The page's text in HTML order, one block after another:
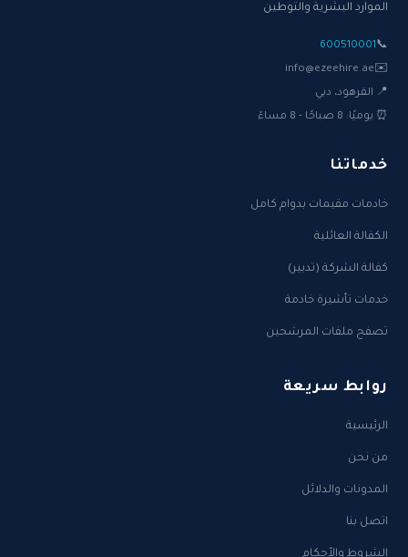
الموارد البشرية والتوطين
📞
600510001
✉️
info@ezeehire.ae
📍 القرهود، دبي
⏰ يوميًا: 8 صباحًا - 8 مساءً
خدماتنا
خادمات مقيمات بدوام كامل
الكفالة العائلية
كفالة الشركة (تدبير)
خدمات تأشيرة خادمة
تصفح ملفات المرشحين
روابط سريعة
الرئيسية
من نحن
المدونات والدلائل
اتصل بنا
الشروط والأحكام